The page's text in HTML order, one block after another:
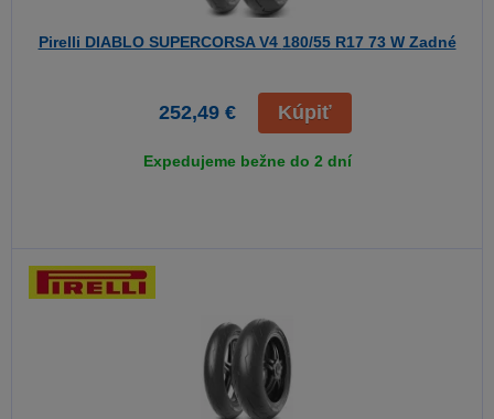
Pirelli DIABLO SUPERCORSA V4 180/55 R17 73 W Zadné
252,49 € Kúpiť
Expedujeme bežne do 2 dní